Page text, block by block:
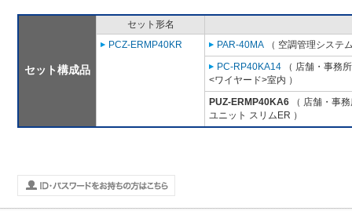
セット構成品
セット形名
PCZ-ERMP40KR
PAR-40MA （ 空調管理システ
PC-RP40KA14 （ 店舗・事務
<ワイヤード>室内 ）
PUZ-ERMP40KA6 （ 店舗・事
ユニット スリムER ）